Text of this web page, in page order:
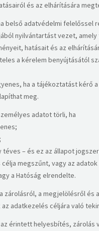
és az elhárítására
belső adatvédelmi
nyilvántartást vezet,
hatásait és az
a kérelem benyújtásától
ha a tájékoztatást kérő
meg.
adatot törli, ha
téves – és ez az állapot
célja megszűnt, vagy az
a Hatóság elrendelte.
zárolásról, a megjelölésről
az adatkezelés céljára való
érintett helyesbítés,